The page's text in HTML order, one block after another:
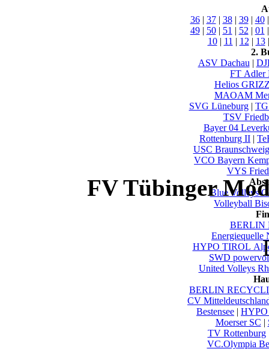
36| 37| 38| 39| 40
49| 50| 51 | 52 | 01
10| 11 | 12 | 13
2.
ASV Dachau |
FT Adler
Helios
MAOAM
SVG Lüneburg| TG
TSV
Bayer 04
Rottenburg II |
USC Braunschweig
VCO Bayern
VYS
Blue Volleys
Volleyball
BERLIN
Energiequelle
HYPO TIROL
SWD
United Volleys
BERLIN
CV
Bestensee | HYPO
Moerser SC |
TV Rottenburg
VC.Olympia
FV Tübinger